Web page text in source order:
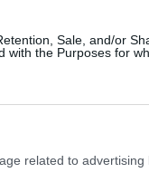
Sale, and/or
with the Purposes for
related to advertising